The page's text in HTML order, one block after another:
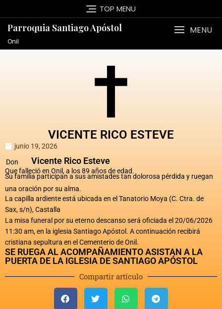
TOP MENU
Parroquia Santiago Apóstol
Onil
MENU
VICENTE RICO ESTEVE
junio 19, 2026
Don
Vicente Rico Esteve
Que falleció en Onil, a los 89 años de edad.
Su familia participan a sus amistades tan dolorosa pérdida y ruegan
una oración por su alma.
La capilla ardiente está ubicada en el Tanatorio Moya (C. Ctra. de
Sax, s/n), Castalla
La misa funeral por su eterno descanso será oficiada el 20/06/2026
11:30 am, en la iglesia Santiago Apóstol. A continuación recibirá
cristiana sepultura en el Cementerio de Onil.
SE RUEGA AL ACOMPAÑAMIENTO ASISTAN A LA
PUERTA DE LA IGLESIA DE SANTIAGO APÓSTOL
Compartir artículo